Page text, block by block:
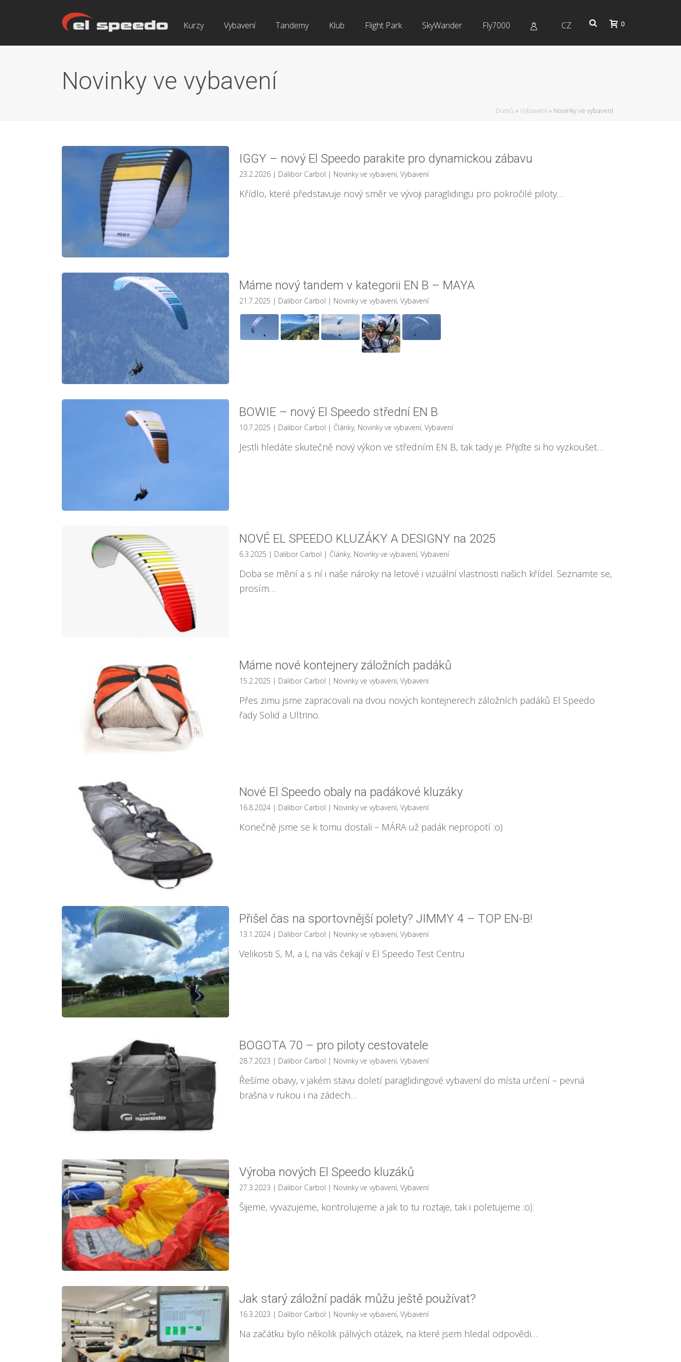
Kurzy Vybavení Tandemy Klub Flight Park SkyWander Fly7000 CZ 0
Novinky ve vybavení
Domů »Vybavení » Novinky ve vybavení
IGGY – nový El Speedo parakite pro dynamickou zábavu
23.2.2026 | Dalibor Carbol | Novinky ve vybavení, Vybavení
Křídlo, které představuje nový směr ve vývoji paraglidingu pro pokročilé piloty…
Máme nový tandem v kategorii EN B – MAYA
21.7.2025 | Dalibor Carbol | Novinky ve vybavení, Vybavení
BOWIE – nový El Speedo střední EN B
10.7.2025 | Dalibor Carbol | Články, Novinky ve vybavení, Vybavení
Jestli hledáte skutečně nový výkon ve středním EN B, tak tady je. Přijďte si ho vyzkoušet…
NOVÉ EL SPEEDO KLUZÁKY A DESIGNY na 2025
6.3.2025 | Dalibor Carbol | Články, Novinky ve vybavení, Vybavení
Doba se mění a s ní i naše nároky na letové i vizuální vlastnosti našich křídel. Seznamte se,
prosím…
Máme nové kontejnery záložních padáků
15.2.2025 | Dalibor Carbol | Novinky ve vybavení, Vybavení
Přes zimu jsme zapracovali na dvou nových kontejnerech záložních padáků El Speedo
řady Solid a Ultrino.
Nové El Speedo obaly na padákové kluzáky
16.8.2024 | Dalibor Carbol | Novinky ve vybavení, Vybavení
Konečně jsme se k tomu dostali – MÁRA už padák nepropotí :o)
Přišel čas na sportovnější polety? JIMMY 4 – TOP EN-B!
13.1.2024 | Dalibor Carbol | Novinky ve vybavení, Vybavení
Velikosti S, M, a L na vás čekají v El Speedo Test Centru
BOGOTA 70 – pro piloty cestovatele
28.7.2023 | Dalibor Carbol | Novinky ve vybavení, Vybavení
Řešíme obavy, v jakém stavu doletí paraglidingové vybavení do místa určení – pevná
brašna v rukou i na zádech…
Výroba nových El Speedo kluzáků
27.3.2023 | Dalibor Carbol | Novinky ve vybavení, Vybavení
Šijeme, vyvazujeme, kontrolujeme a jak to tu roztaje, tak i poletujeme :o)
Jak starý záložní padák můžu ještě používat?
16.3.2023 | Dalibor Carbol | Novinky ve vybavení, Vybavení
Na začátku bylo několik pálivých otázek, na které jsem hledal odpovědi…